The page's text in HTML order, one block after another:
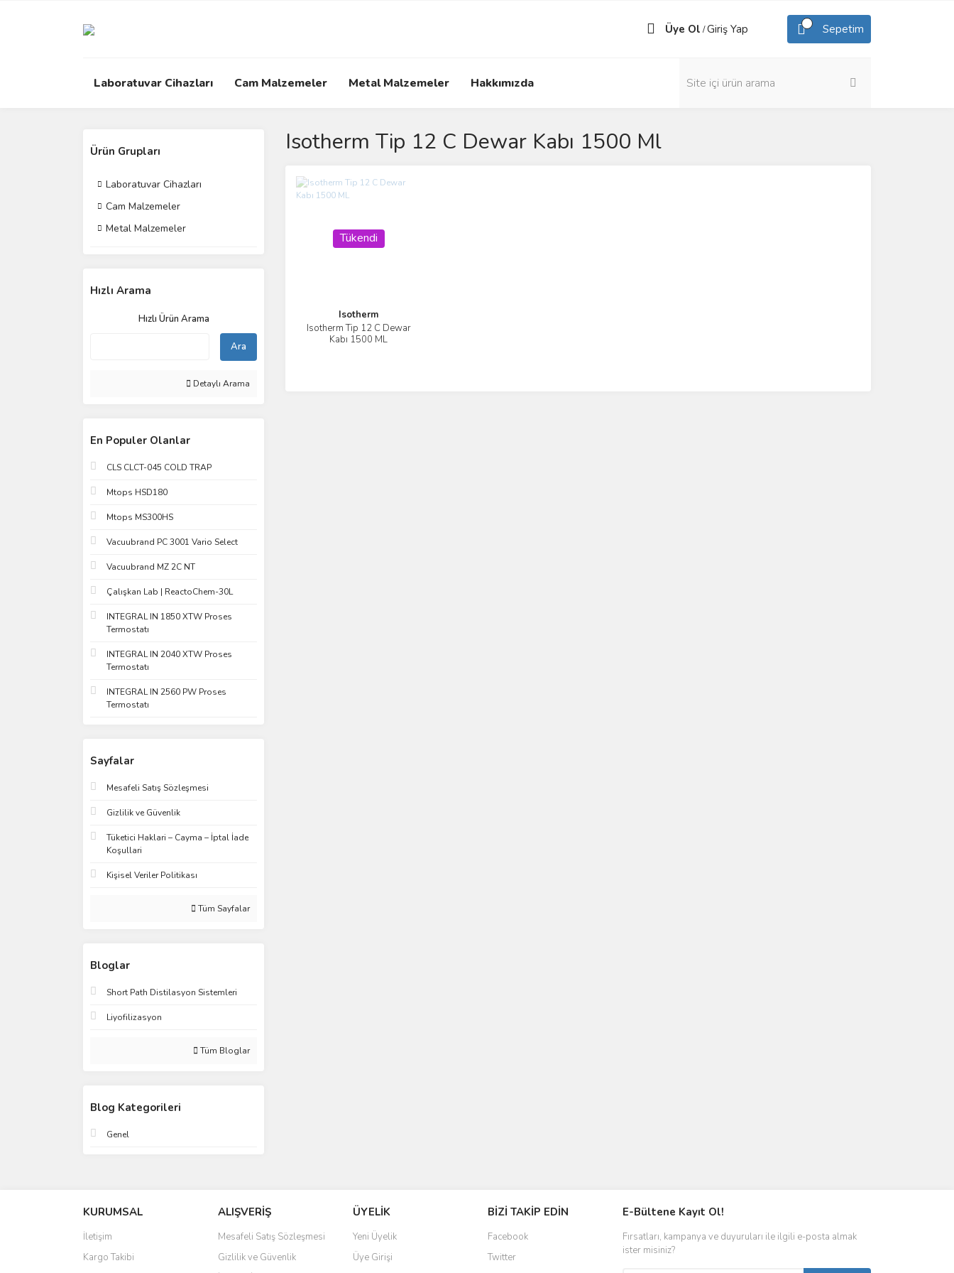
Üye Ol /Giriş Yap Sepetim
Laboratuvar Cihazları Cam Malzemeler Metal Malzemeler Hakkımızda
Ürün Grupları
Laboratuvar Cihazları
Cam Malzemeler
Metal Malzemeler
Hızlı Arama
Hızlı Ürün Arama
Ara
Detaylı Arama
En Populer Olanlar
CLS CLCT-045 COLD TRAP
Mtops HSD180
Mtops MS300HS
Vacuubrand PC 3001 Vario Select
Vacuubrand MZ 2C NT
Çalışkan Lab | ReactoChem-30L
INTEGRAL IN 1850 XTW Proses
Termostatı
INTEGRAL IN 2040 XTW Proses
Termostatı
INTEGRAL IN 2560 PW Proses
Termostatı
Sayfalar
Mesafeli Satış Sözleşmesi
Gizlilik ve Güvenlik
Tüketici Haklari – Cayma – İptal İade
Koşullari
Kişisel Veriler Politikası
Tüm Sayfalar
Bloglar
Short Path Distilasyon Sistemleri
Liyofilizasyon
Tüm Bloglar
Blog Kategorileri
Genel
Isotherm Tip 12 C Dewar Kabı 1500 Ml
Tükendi
Isotherm
Isotherm Tip 12 C Dewar
Kabı 1500 ML
İncele
KURUMSAL
İletişim
Kargo Takibi
ALIŞVERİŞ
Mesafeli Satış Sözleşmesi
Gizlilik ve Güvenlik
ÜYELİK
Yeni Üyelik
Üye Girişi
BİZİ TAKİP EDİN
Facebook
Twitter
E-Bültene Kayıt Ol!
Fırsatları, kampanya ve duyuruları ile ilgili e-posta almak
ister misiniz?